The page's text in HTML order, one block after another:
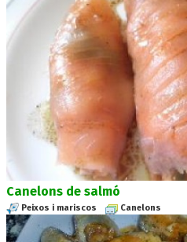
Canelons de salmó
Peixos i mariscos Canelons